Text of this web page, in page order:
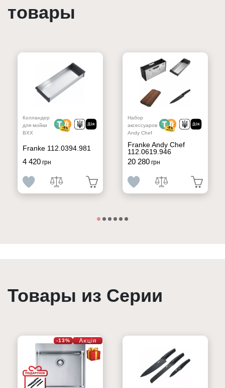
товары
Колландер
для мойки
BXX
Franke 112.0394.981
4 420грн
Набор
аксессуаров
Andy Chef
Franke Andy Chef
112.0619.946
20 280грн
Товары из Серии
-13%